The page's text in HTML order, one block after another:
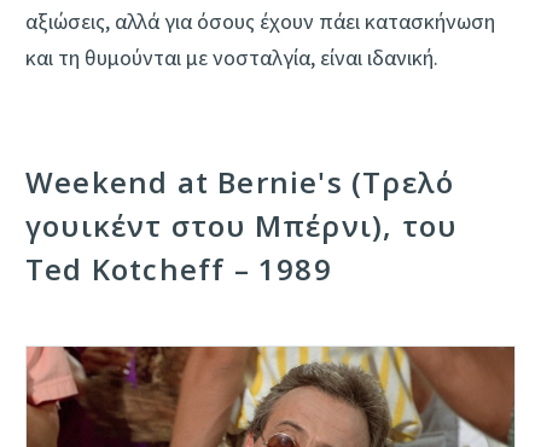
αξιώσεις, αλλά για όσους έχουν πάει κατασκήνωση
και τη θυμούνται με νοσταλγία, είναι ιδανική.
Weekend at Bernie's (Τρελό
γουικέντ στου Μπέρνι), του
Ted Kotcheff – 1989